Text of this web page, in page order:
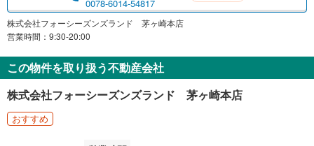
0078-6014-54817
株式会社フォーシーズンズランド 茅ヶ崎本店
営業時間：9:30-20:00
この物件を取り扱う不動産会社
株式会社フォーシーズンズランド 茅ヶ崎本店
おすすめ